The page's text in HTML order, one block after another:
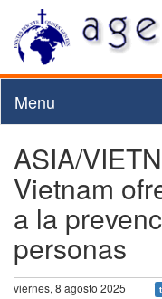
Menu
ASIA/
Vietnam
a la
personas
viernes, 8 agosto 2025